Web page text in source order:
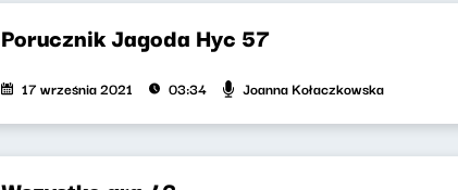
Porucznik Jagoda Hyc 57
17 września 2021 03:34 Joanna Kołaczkowska